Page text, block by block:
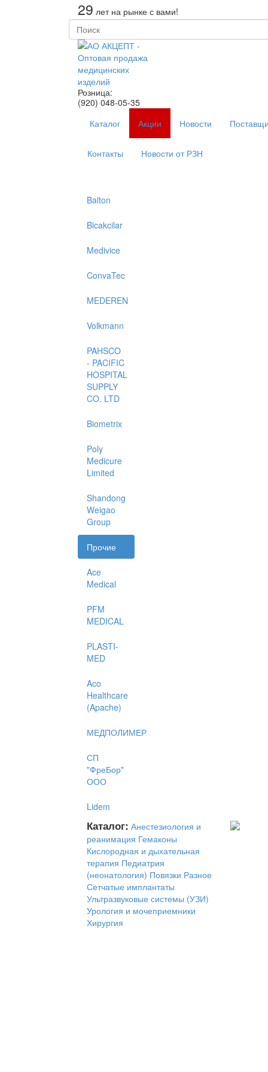
29 лет на рынке с вами!
Розница:
(920) 048-05-35
Каталог
Акции Новости
Контакты Новости от РЗН
Balton
Bicakcilar
Medivice
ConvaTec
MEDEREN
Volkmann
PAHSCO
- PACIFIC
HOSPITAL
SUPPLY
CO. LTD
Biometrix
Poly
Medicure
Limited
Shandong
Weigao
Group
Прочие
Ace
Medical
PFM
MEDICAL
PLASTI-
MED
Aco
Healthcare
(Apache)
МЕДПОЛИМЕР
СП
"ФреБор"
ООО
Lidem
Каталог: Анестезиология и
реанимация Гемаконы
Кислородная и дыхательная
терапия Педиатрия
(неонатология) Повязки Разное
Сетчатые имплантаты
Ультразвуковые системы (УЗИ)
Урология и мочеприемники
Хирургия